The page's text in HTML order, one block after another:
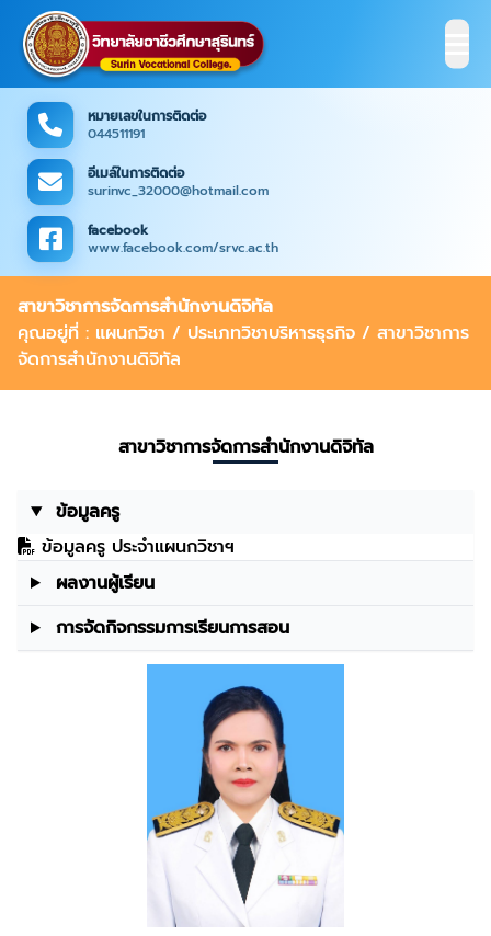
หมายเลขในการติดต่อ
044511191
อีเมล์ในการติดต่อ
surinvc_32000@hotmail.com
facebook
www.facebook.com/srvc.ac.th
สาขาวิชาการจัดการสำนักงานดิจิทัล
คุณอยู่ที่ : แผนกวิชา / ประเภทวิชาบริหารธุรกิจ / สาขาวิชาการ
จัดการสำนักงานดิจิทัล
สาขาวิชาการจัดการสำนักงานดิจิทัล
ข้อมูลครู
ข้อมูลครู ประจำแผนกวิชาฯ
ผลงานผู้เรียน
การจัดกิจกรรมการเรียนการสอน